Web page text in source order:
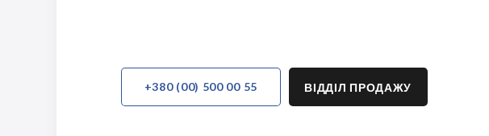
+380 (00) 500 00 55 ВІДДІЛ ПРОДАЖУ